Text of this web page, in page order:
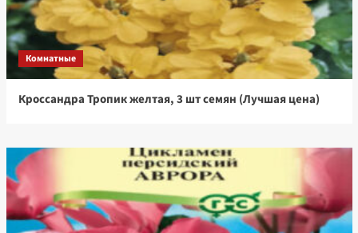
Комнатные
Кроссандра Тропик желтая, 3 шт семян (Лучшая цена)